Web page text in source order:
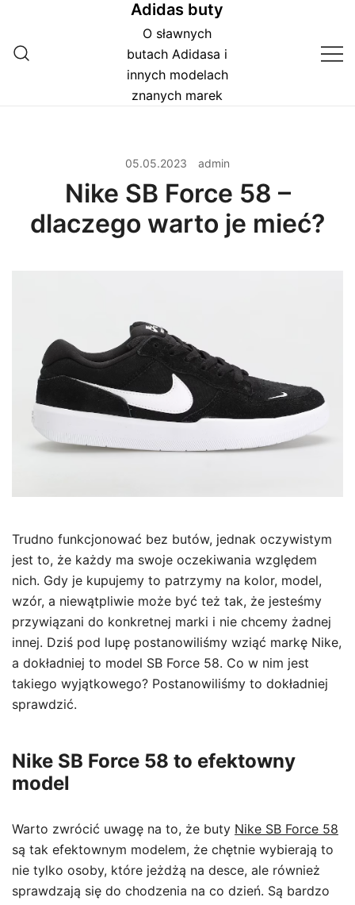
treści
Adidas buty
O sławnych
butach Adidasa i
innych modelach
znanych marek
05.05.2023 admin
Nike SB Force 58 –
dlaczego warto je mieć?
Trudno funkcjonować bez butów, jednak oczywistym
jest to, że każdy ma swoje oczekiwania względem
nich. Gdy je kupujemy to patrzymy na kolor, model,
wzór, a niewątpliwie może być też tak, że jesteśmy
przywiązani do konkretnej marki i nie chcemy żadnej
innej. Dziś pod lupę postanowiliśmy wziąć markę Nike,
a dokładniej to model SB Force 58. Co w nim jest
takiego wyjątkowego? Postanowiliśmy to dokładniej
sprawdzić.
Nike SB Force 58 to efektowny
model
Warto zwrócić uwagę na to, że buty Nike SB Force 58
są tak efektownym modelem, że chętnie wybierają to
nie tylko osoby, które jeżdżą na desce, ale również
sprawdzają się do chodzenia na co dzień. Są bardzo